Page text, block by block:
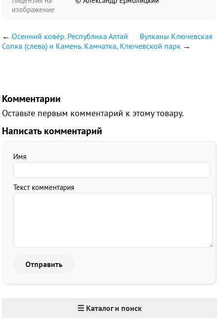
изображение
←Осенний ковёр. Республика Алтай
Вулканы Ключевская
Сопка (слева) и Камень. Камчатка, Ключевской парк →
Комментарии
Оставьте первым комментарий к этому товару.
Написать комментарий
Имя
Текст комментария
☰ Каталог и поиск